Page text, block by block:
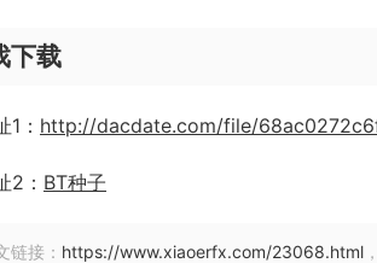
下载
1： http://dacdate.com/file/
2： BT种子
链接： https://www.xiaoerfx.com/23068.html